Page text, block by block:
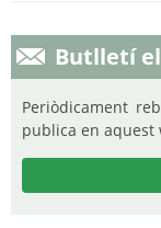
Butlletí
Periòdicament
publica en aquest